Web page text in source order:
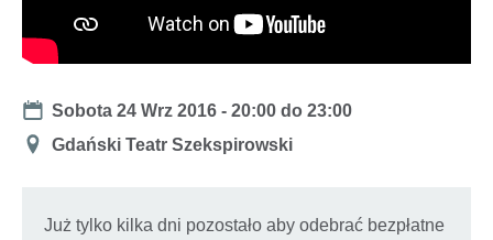
Date
Sobota 24 Wrz 2016 -20:00 do23:00
Miejsce
Gdański Teatr Szekspirowski
Już tylko kilka dni pozostało aby odebrać bezpłatne